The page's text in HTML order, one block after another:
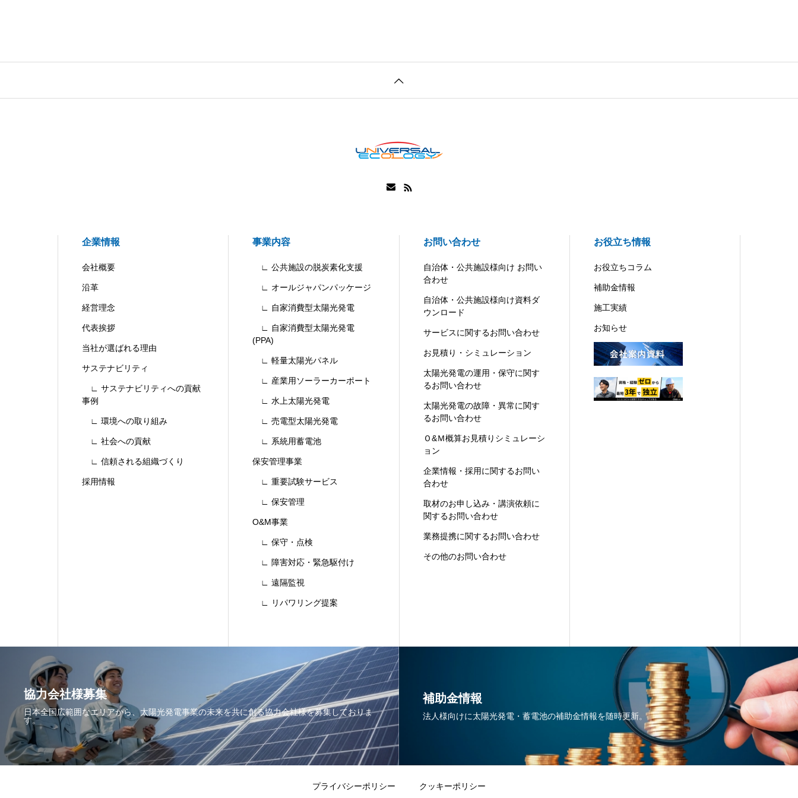
企業情報
会社概要
沿革
経営理念
代表挨拶
当社が選ばれる理由
サステナビリティ
∟ サステナビリティへの貢献
事例
∟ 環境への取り組み
∟ 社会への貢献
∟ 信頼される組織づくり
採用情報
事業内容
∟ 公共施設の脱炭素化支援
∟ オールジャパンパッケージ
∟ 自家消費型太陽光発電
∟ 自家消費型太陽光発電
(PPA)
∟ 軽量太陽光パネル
∟ 産業用ソーラーカーポート
∟ 水上太陽光発電
∟ 売電型太陽光発電
∟ 系統用蓄電池
保安管理事業
∟ 重要試験サービス
∟ 保安管理
O&M事業
∟ 保守・点検
∟ 障害対応・緊急駆付け
∟ 遠隔監視
∟ リパワリング提案
お問い合わせ
自治体・公共施設様向け お問い
合わせ
自治体・公共施設様向け資料ダ
ウンロード
サービスに関するお問い合わせ
お見積り・シミュレーション
太陽光発電の運用・保守に関す
るお問い合わせ
太陽光発電の故障・異常に関す
るお問い合わせ
Ｏ&Ｍ概算お見積りシミュレーシ
ョン
企業情報・採用に関するお問い
合わせ
取材のお申し込み・講演依頼に
関するお問い合わせ
業務提携に関するお問い合わせ
その他のお問い合わせ
お役立ち情報
お役立ちコラム
補助金情報
施工実績
お知らせ
協力会社様募集
日本全国広範囲なエリアから、太陽光発電事業の未来を共に創る協力会社様を募集しておりま
す。
補助金情報
法人様向けに太陽光発電・蓄電池の補助金情報を随時更新。
プライバシーポリシー クッキーポリシー